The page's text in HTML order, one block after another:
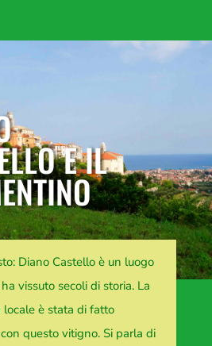
E IL
Diano Castello è un luogo
vissuto secoli di storia. La
locale è stata di fatto
questo vitigno. Si parla di